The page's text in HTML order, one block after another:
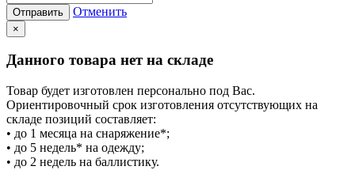
Отправить Отменить
×
Данного товара нет на складе
Товар будет изготовлен персонально под Вас.
Ориентировочный срок изготовления отсутствующих на
складе позиций составляет:
• до 1 месяца на снаряжение*;
• до 5 недель* на одежду;
• до 2 недель на баллистику.